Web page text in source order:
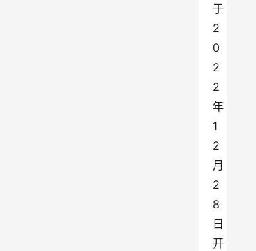
于
2
0
2
2
年
1
2
月
2
8
日
开